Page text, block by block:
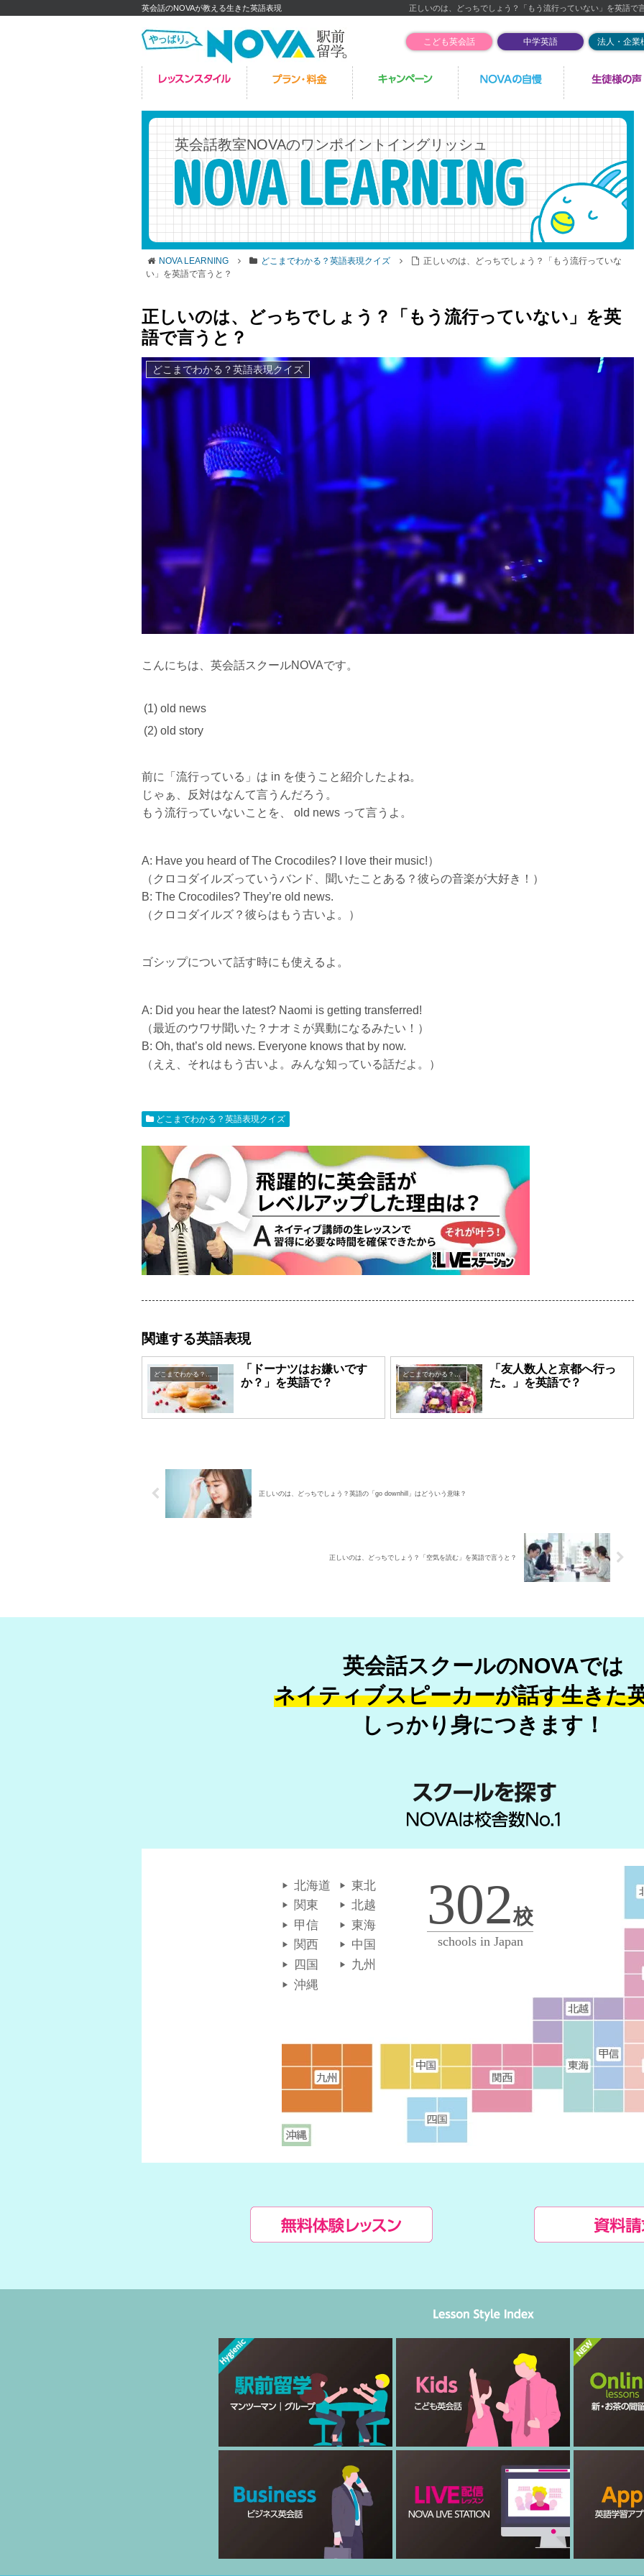
英会話のNOVAが教える生きた英語表現 正しいのは、どっちでしょう？「もう流行っていない」を英語で
こども英会話 中学英語 法人・企業
英会話教室NOVAのワンポイントイングリッシュ
NOVA LEARNING どこまでわかる？英語表現クイズ
正しいのは、どっちでしょう？「もう流行っていな
い」を英語で言うと？
正しいのは、どっちでしょう？「もう流行っていない」を英
語で言うと？
どこまでわかる？英語表現クイズ
こんにちは、英会話スクールNOVAです。
(1) old news
(2) old story
前に「流行っている」は in を使うこと紹介したよね。
じゃぁ、反対はなんて言うんだろう。
もう流行っていないことを、 old news って言うよ。
A: Have you heard of The Crocodiles? I love their music!）
（クロコダイルズっていうバンド、聞いたことある？彼らの音楽が大好き！）
B: The Crocodiles? They’re old news.
（クロコダイルズ？彼らはもう古いよ。）
ゴシップについて話す時にも使えるよ。
A: Did you hear the latest? Naomi is getting transferred!
（最近のウワサ聞いた？ナオミが異動になるみたい！）
B: Oh, that’s old news. Everyone knows that by now.
（ええ、それはもう古いよ。みんな知っている話だよ。）
どこまでわかる？英語表現クイズ
関連する英語表現
どこまでわかる？英語表現クイズ
「ドーナツはお嫌いです
か？」を英語で？
どこまでわかる？英語表現クイズ
「友人数人と京都へ行っ
た。」を英語で？
正しいのは、どっちでしょう？英語の「go downhill」はどういう意味？
正しいのは、どっちでしょう？「空気を読む」を英語で言うと？
英会話スクールのNOVAでは
ネイティブスピーカーが話す生きた
しっかり身につきます！
北海道
東北
関東
北越
甲信
東海
関西
中国
四国
九州
沖縄
302校
schools in Japan